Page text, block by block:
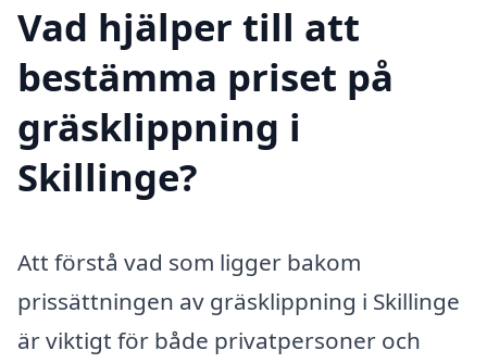
Vad hjälper till att
bestämma priset på
gräsklippning i
Skillinge?
Att förstå vad som ligger bakom
prissättningen av gräsklippning i Skillinge
är viktigt för både privatpersoner och